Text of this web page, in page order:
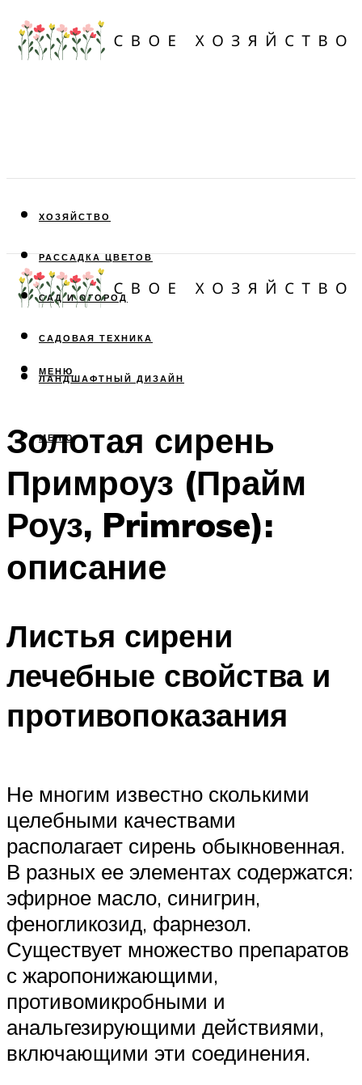
ХОЗЯЙСТВО
РАССАДКА ЦВЕТОВ
САД И ОГОРОД
САДОВАЯ ТЕХНИКА
ЛАНДШАФТНЫЙ ДИЗАЙН
МЕНЮ
МЕНЮ
Золотая сирень
Примроуз (Прайм
Роуз, Primrose):
описание
Листья сирени
лечебные свойства и
противопоказания
Не многим известно сколькими
целебными качествами
располагает сирень обыкновенная.
В разных ее элементах содержатся:
эфирное масло, синигрин,
феногликозид, фарнезол.
Существует множество препаратов
с жаропонижающими,
противомикробными и
анальгезирующими действиями,
включающими эти соединения.